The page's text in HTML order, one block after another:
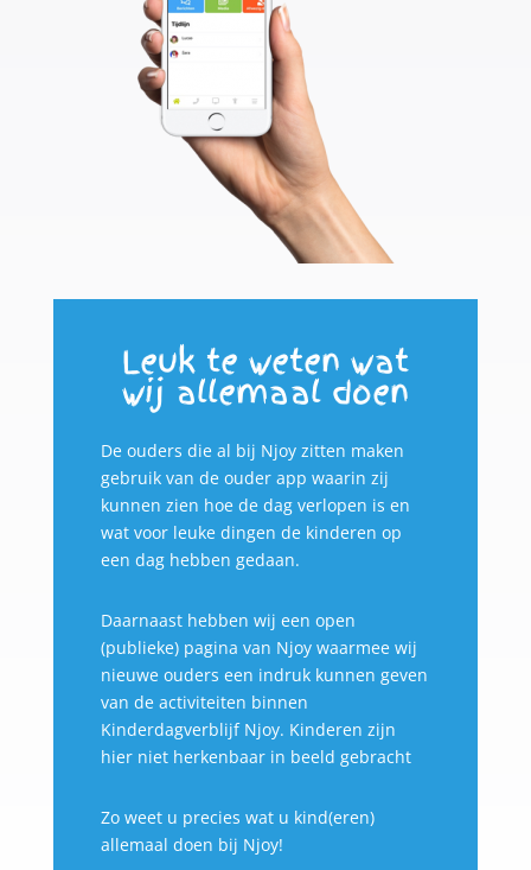
Leuk te weten wat
wij allemaal doen
De ouders die al bij Njoy zitten maken
gebruik van de ouder app waarin zij
kunnen zien hoe de dag verlopen is en
wat voor leuke dingen de kinderen op
een dag hebben gedaan.
Daarnaast hebben wij een open
(publieke) pagina van Njoy waarmee wij
nieuwe ouders een indruk kunnen geven
van de activiteiten binnen
Kinderdagverblijf Njoy. Kinderen zijn
hier niet herkenbaar in beeld gebracht
Zo weet u precies wat u kind(eren)
allemaal doen bij Njoy!